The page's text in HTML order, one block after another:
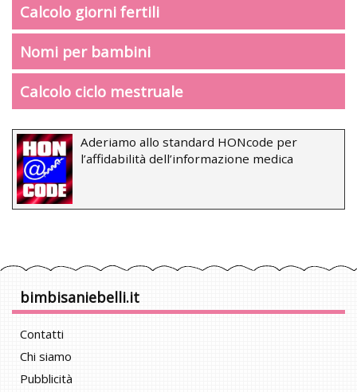
Calcolo giorni fertili
Nomi per bambini
Calcolo ciclo mestruale
Aderiamo allo standard HONcode per
l’affidabilità dell’informazione medica
bimbisaniebelli.it
Contatti
Chi siamo
Pubblicità